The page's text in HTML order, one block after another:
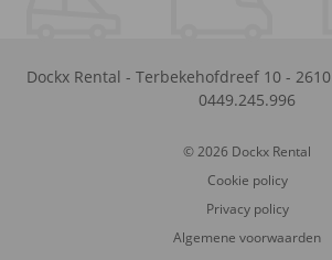
Dockx Rental - Terbekehofdreef 10 - 2610
0449.245.996
© 2026 Dockx Rental
Cookie policy
Privacy policy
Algemene voorwaarden